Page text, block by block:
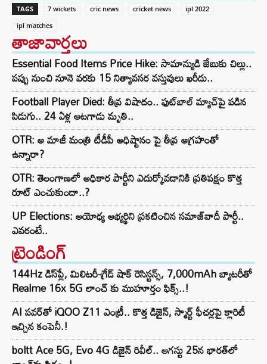
TAGS 7 wickets cric news cricket news
ipl 2022
ipl matches
తాజావార్తలు
Essential Food Items Price Hike: సామాన్యుడి జేబుకు చిల్లు..
పప్పు నుంచి నూనె వరకు 15 నిత్యావసర వస్తువులు ఖరీదు..
Football Player Died: తీవ్ర విషాదం.. ఫుట్‌బాల్ మ్యాచ్‌పై పడిన
పిడుగు.. 24 ఏళ్ల ఆటగాడు మృతి..
OTR: ఆ మాజీ మంత్రి టీడీపీ అధిష్టానం పై తీవ్ర ఆగ్రహంతో
ఉన్నారా?
OTR: తెలంగాణలో అధికార పార్టీని ఎదుర్కోవడానికి ప్రతిపక్షం కొత్త
రూట్‌ ఎంచుకుందా..?
UP Elections: అయోధ్య అభ్యర్థిని ప్రకటించిన సమాజ్‌వాదీ పార్టీ..
ఎవరంటే..
ట్రెండింగ్‌
144Hz డిస్‌ప్లే, మిలిటరీ-గ్రేడ్ షాక్ రెసిస్టన్స్, 7,000mAh బ్యాటరీతో
Realme 16x 5G లాంచ్ కు ముహూర్తం ఫిక్స్..!
AI పవర్‌తో iQOO Z11 ఎంట్రీ.. కొత్త డిజైన్, స్మార్ట్ ఫీచర్లపై క్లారిటీ
ఇచ్చిన కంపెనీ.!
boltt Ace 5G, Evo 4G డిజైన్ రివీల్.. ఆగస్టు 25న భారత్‌లో